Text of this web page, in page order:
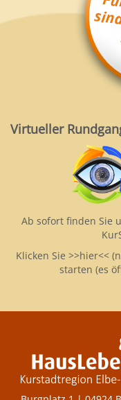
Virtueller
Ab sofort finden Sie
Klicken Sie >>hier<<
starten (es